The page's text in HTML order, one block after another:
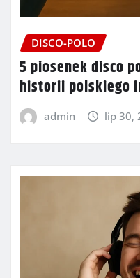
DISCO-POLO
5 piosenek disco
historii polskiego
admin lip 30,